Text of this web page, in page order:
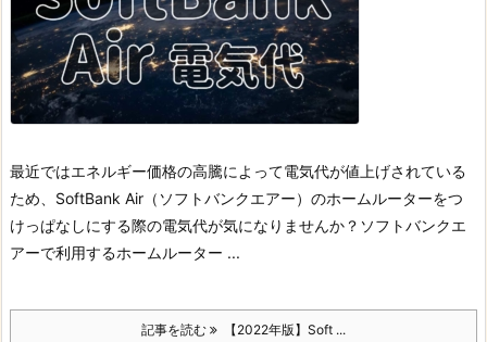
最近ではエネルギー価格の高騰によって電気代が値上げされている
ため、SoftBank Air（ソフトバンクエアー）のホームルーターをつ
けっぱなしにする際の電気代が気になりませんか？ ソフトバンクエ
アーで利用するホームルーター ...
記事を読む 【2022年版】Soft ...